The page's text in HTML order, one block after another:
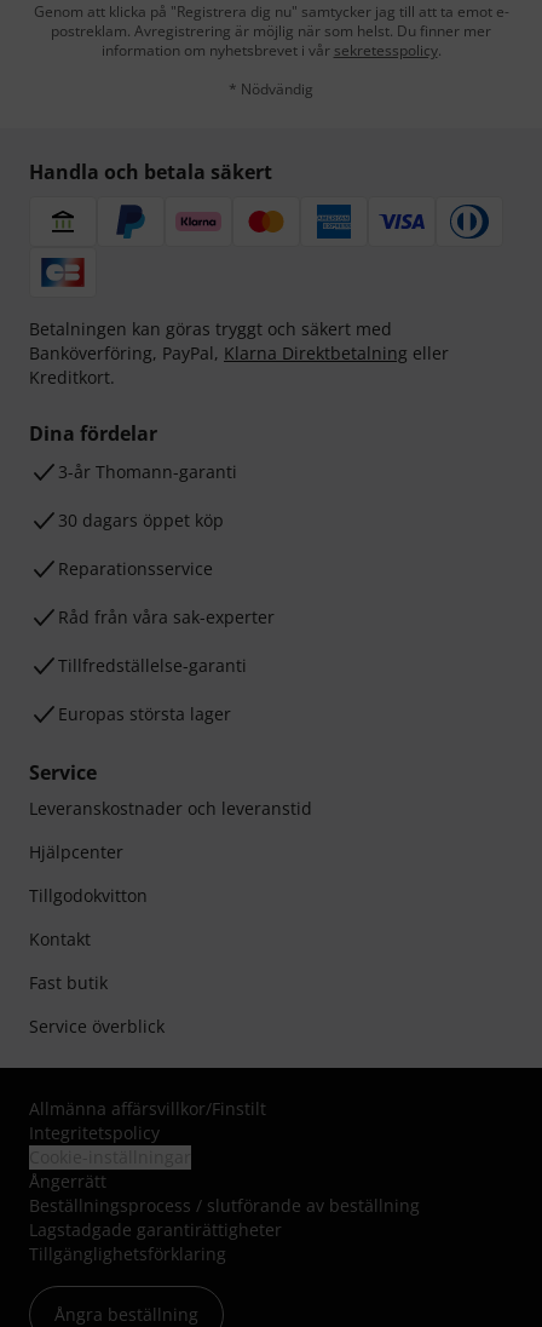
Genom att klicka på "Registrera dig nu" samtycker jag till att ta emot e-
postreklam. Avregistrering är möjlig när som helst. Du finner mer
information om nyhetsbrevet i vår sekretesspolicy.
* Nödvändig
Handla och betala säkert
Betalningen kan göras tryggt och säkert med
Banköverföring, PayPal, Klarna Direktbetalning eller
Kreditkort.
Dina fördelar
3-år Thomann-garanti
30 dagars öppet köp
Reparationsservice
Råd från våra sak-experter
Tillfredställelse-garanti
Europas största lager
Service
Leveranskostnader och leveranstid
Hjälpcenter
Tillgodokvitton
Kontakt
Fast butik
Service överblick
Allmänna affärsvillkor/Finstilt
Integritetspolicy
Ångerrätt
Beställningsprocess / slutförande av beställning
Lagstadgade garantirättigheter
Tillgänglighetsförklaring
Ångra beställning